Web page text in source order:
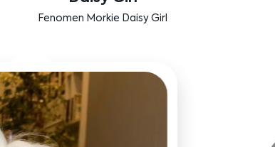
Bensu Soral'ın dostu Bruno